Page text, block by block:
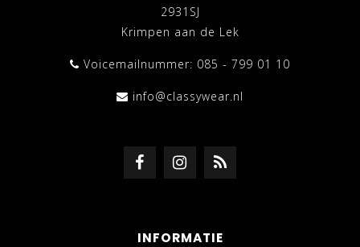
2931SJ
Krimpen aan de Lek
Voicemailnummer: 085 - 799 01 10
info@classywear.nl
INFORMATIE